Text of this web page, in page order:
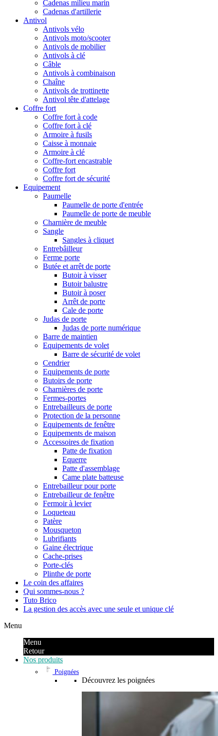
Cadenas milieu marin
Cadenas d'artillerie
Antivol
Antivols vélo
Antivols moto/scooter
Antivols de mobilier
Antivols à clé
Câble
Antivols à combinaison
Chaîne
Antivols de trottinette
Antivol tête d'attelage
Coffre fort
Coffre fort à code
Coffre fort à clé
Armoire à fusils
Caisse à monnaie
Armoire à clé
Coffre-fort encastrable
Coffre fort
Coffre fort de sécurité
Equipement
Paumelle
Paumelle de porte d'entrée
Paumelle de porte de meuble
Charnière de meuble
Sangle
Sangles à cliquet
Entrebâilleur
Ferme porte
Butée et arrêt de porte
Butoir à visser
Butoir balustre
Butoir à poser
Arrêt de porte
Cale de porte
Judas de porte
Judas de porte numérique
Barre de maintien
Equipements de volet
Barre de sécurité de volet
Cendrier
Equipements de porte
Butoirs de porte
Charnières de porte
Fermes-portes
Entrebailleurs de porte
Protection de la personne
Equipements de fenêtre
Equipements de maison
Accessoires de fixation
Patte de fixation
Equerre
Patte d'assemblage
Came plate batteuse
Entrebailleur pour porte
Entrebailleur de fenêtre
Fermoir à levier
Loqueteau
Patère
Mousqueton
Lubrifiants
Gaine électrique
Cache-prises
Porte-clés
Plinthe de porte
Le coin des affaires
Qui sommes-nous ?
Tuto Brico
La gestion des accès avec une seule et unique clé
Menu
Menu
Retour
Nos produits
Poignées
Découvrez les poignées